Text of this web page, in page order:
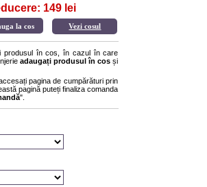
149 lei
Vezi cosul
produsul în cos, în cazul în care
adaugați produsul în cos și
pagina de cumpărături prin
pagină puteți finaliza comanda
".